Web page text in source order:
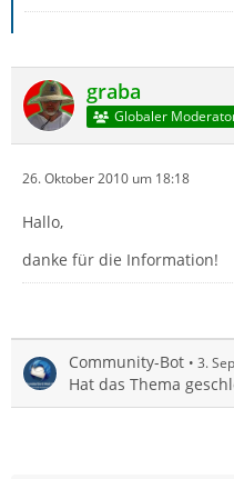
graba
Globaler
26. Oktober 2010 um 18:18
Hallo,
danke für die Information!
Community-Bot 3.
Hat das Thema